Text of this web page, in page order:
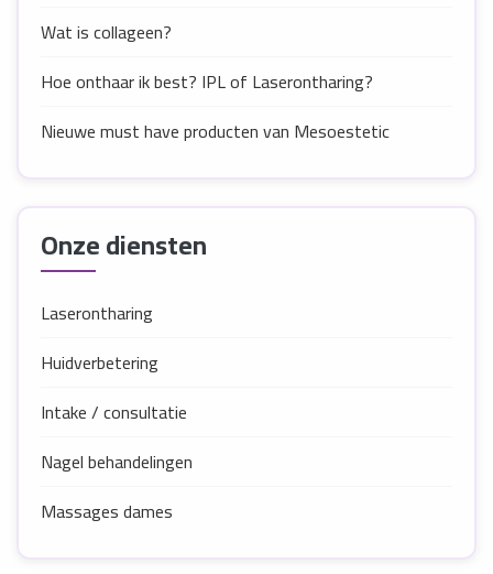
Wat is collageen?
Hoe onthaar ik best? IPL of Laserontharing?
Nieuwe must have producten van Mesoestetic
Onze diensten
Laserontharing
Huidverbetering
Intake / consultatie
Nagel behandelingen
Massages dames